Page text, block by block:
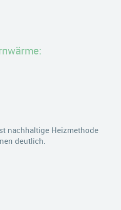
nachhaltige Heizmethode
deutlich.